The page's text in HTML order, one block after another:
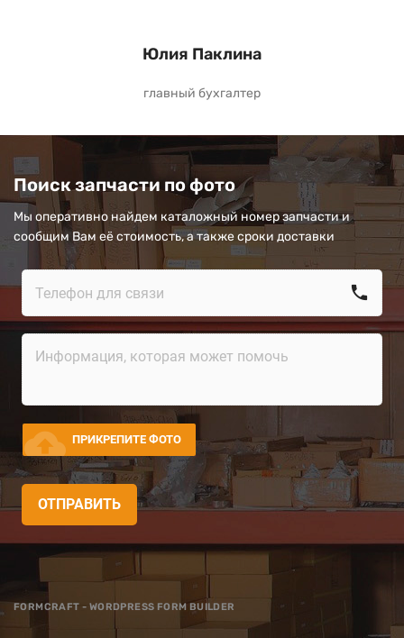
Юлия Паклина
главный бухгалтер
Поиск запчасти по фото
Мы оперативно найдем каталожный номер запчасти и
сообщим Вам её стоимость, а также сроки доставки
call
cloud_upload ПРИКРЕПИТЕ ФОТО
ОТПРАВИТЬ
FORMCRAFT - WORDPRESS FORM BUILDER